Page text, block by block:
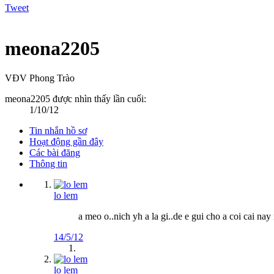
Tweet
meona2205
VĐV Phong Trào
meona2205 được nhìn thấy lần cuối:
1/10/12
Tin nhắn hồ sơ
Hoạt động gần đây
Các bài đăng
Thông tin
lo lem
a meo o..nich yh a la gi..de e gui cho a coi cai nay
14/5/12
lo lem